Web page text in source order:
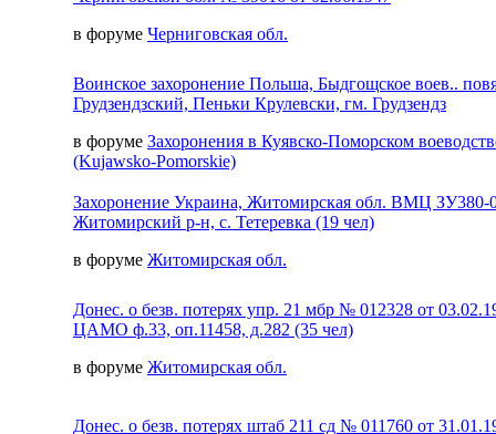
в форуме Черниговская обл.
Воинское захоронение Польша, Быдгощское воев..
Грудзендзский, Пеньки Крулевски, гм. Грудзендз
в форуме Захоронения в Куявско-Поморском
(Kujawsko-Pomorskie)
Захоронение Украина, Житомирская обл. ВМЦ ЗУ380-
Житомирский р-н, с. Тетеревка (19 чел)
в форуме Житомирская обл.
Донес. о безв. потерях упр. 21 мбр № 012328 от
ЦАМО ф.33, оп.11458, д.282 (35 чел)
в форуме Житомирская обл.
Донес. о безв. потерях штаб 211 сд № 011760 от